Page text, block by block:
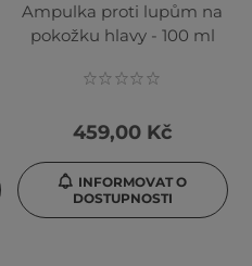
Ampulka proti lupům na
pokožku hlavy - 100 ml
459,00 Kč
INFORMOVAT O
DOSTUPNOSTI